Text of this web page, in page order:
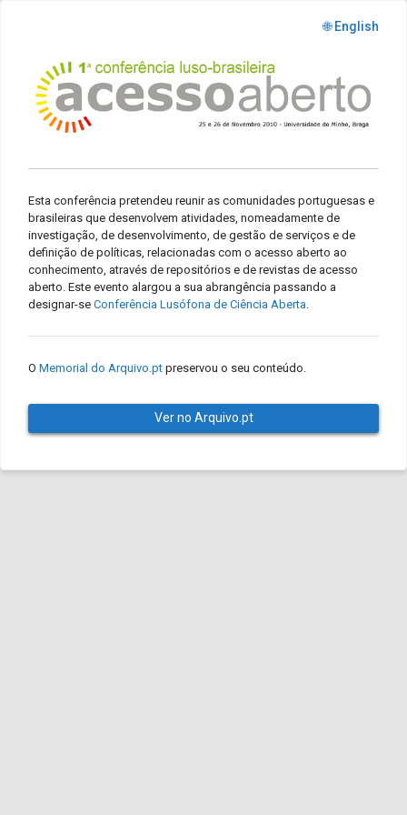
🌐 English
Esta conferência pretendeu reunir as comunidades portuguesas e
brasileiras que desenvolvem atividades, nomeadamente de
investigação, de desenvolvimento, de gestão de serviços e de
definição de políticas, relacionadas com o acesso aberto ao
conhecimento, através de repositórios e de revistas de acesso
aberto. Este evento alargou a sua abrangência passando a
designar-se Conferência Lusófona de Ciência Aberta
O Memorial do Arquivo.pt preservou o seu conteúdo.
Ver no Arquivo.pt